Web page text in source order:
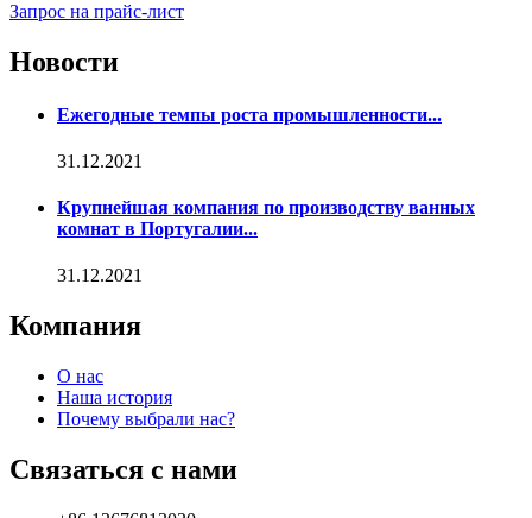
Запрос на прайс-лист
Новости
Ежегодные темпы роста промышленности...
31.12.2021
Крупнейшая компания по производству ванных
комнат в Португалии...
31.12.2021
Компания
О нас
Наша история
Почему выбрали нас?
Связаться с нами